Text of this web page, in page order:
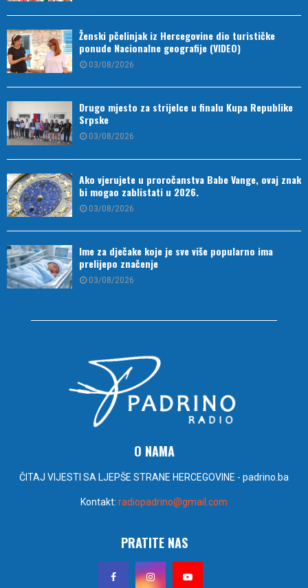
Ženski pčelinjak iz Hercegovine dio turističke
ponude Nacionalne geografije (VIDEO)
03/08/2026
Drugo mjesto za strijelce u finalu Kupa Republike
Srpske
03/08/2026
Ako vjerujete u proročanstva Babe Vange, ovaj znak
bi mogao zablistati u 2026.
03/08/2026
Ime za dječake koje je sve više popularno ima
prelijepo značenje
03/08/2026
O NAMA
ČITAJ VIJESTI SA LJEPŠE STRANE HERCEGOVINE - padrino.ba
Kontakt: radiopadrino@gmail.com
PRATITE NAS